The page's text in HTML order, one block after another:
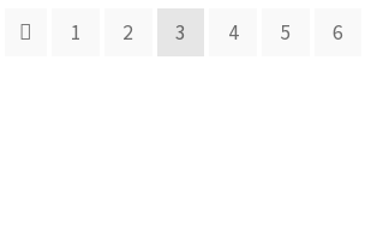
1
2 3 4 5 6